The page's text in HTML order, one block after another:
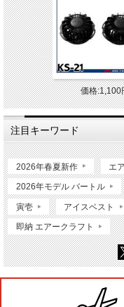
価格:1,100
注目キーワード
2026年春夏新作 エ
2026年モデル バートル
寅壱 アイスベスト
即納 エアークラフト